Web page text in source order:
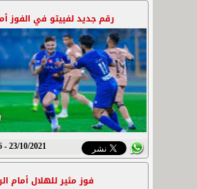
رقم جديد لفييتو في الفوز
23/10/2021 - 10:06 م
فوز مثير للهلال أمام